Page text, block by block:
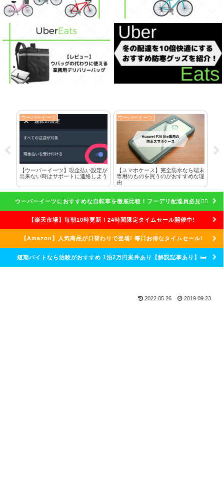
ウーバーイーツ
【ウーバーイーツ】現金払い設定が
出来ない時はサポートに連絡しよう
ウーバーイーツ
【スマホケース】完全防水なら端末
専用のものを買うのがおすすめな理
由
ウーバーイーツにおすすめな自転車を徹底比較！フーデリ配達員必見🚴‍♀️
【楽天市場】毎朝10時更新！24時間限定タイムセール開催中!
【Amazon】人気商品が日替わりで登場! 毎日お得なタイムセール!
短期バイトなら治験がおすすめ 1泊2万円案件あり【解説記事あり】🛏
2022.05.26 2019.09.23